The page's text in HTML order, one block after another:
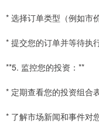
* 选择订单类型（例如市
* 提交您的订单并等待执行
**5. 监控您的投资：**
* 定期查看您的投资组合
* 了解市场新闻和事件对